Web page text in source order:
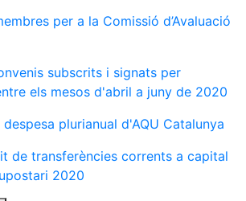
per a la Comissió d’Avaluació
subscrits i signats per
els mesos d'abril a juny de 2020
plurianual d'AQU Catalunya
de transferències corrents a capital
2020